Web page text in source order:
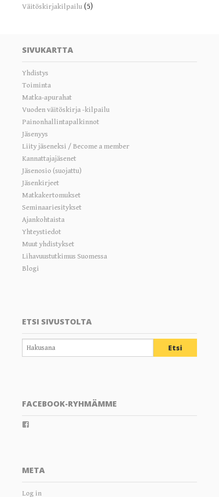
Väitöskirjakilpailu (5)
SIVUKARTTA
Yhdistys
Toiminta
Matka-apurahat
Vuoden väitöskirja -kilpailu
Painonhallintapalkinnot
Jäsenyys
Liity jäseneksi / Become a member
Kannattajajäsenet
Jäsenosio (suojattu)
Jäsenkirjeet
Matkakertomukset
Seminaariesitykset
Ajankohtaista
Yhteystiedot
Muut yhdistykset
Lihavuustutkimus Suomessa
Blogi
ETSI SIVUSTOLTA
FACEBOOK-RYHMÄMME
META
Log in